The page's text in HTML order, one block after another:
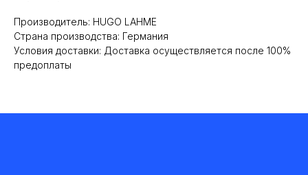
Производитель: HUGO LAHME
Cтрана производства: Германия
Условия доставки: Доставка осуществляется после 100%
предоплаты